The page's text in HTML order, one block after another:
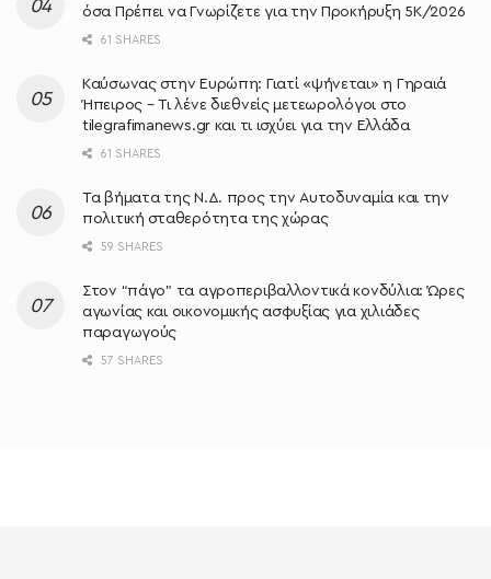
όσα Πρέπει να Γνωρίζετε για την Προκήρυξη 5Κ/2026
61 SHARES
Καύσωνας στην Ευρώπη: Γιατί «ψήνεται» η Γηραιά
Ήπειρος – Τι λένε διεθνείς μετεωρολόγοι στο
tilegrafimanews.gr και τι ισχύει για την Ελλάδα
61 SHARES
Τα βήματα της Ν.Δ. προς την Αυτοδυναμία και την
πολιτική σταθερότητα της χώρας
59 SHARES
Στον “πάγο” τα αγροπεριβαλλοντικά κονδύλια: Ώρες
αγωνίας και οικονομικής ασφυξίας για χιλιάδες
παραγωγούς
57 SHARES